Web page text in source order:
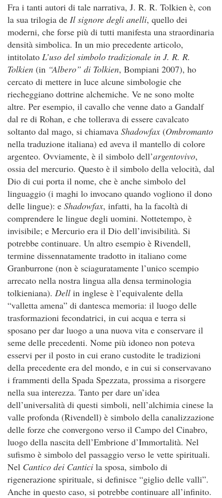
Fra i tanti autori di tale narrativa, J. R. R. Tolkien è, con
la sua trilogia de Il signore degli anelli, quello dei
moderni, che forse più di tutti manifesta una straordinaria
densità simbolica. In un mio precedente articolo,
intitolato L’uso del simbolo tradizionale in J. R. R.
Tolkien (in “Albero” di Tolkien, Bompiani 2007), ho
cercato di mettere in luce alcune simbologie che
riecheggiano dottrine alchemiche. Ve ne sono molte
altre. Per esempio, il cavallo che venne dato a Gandalf
dal re di Rohan, e che tollerava di essere cavalcato
soltanto dal mago, si chiamava Shadowfax (Ombromanto
nella traduzione italiana) ed aveva il mantello di colore
argenteo. Ovviamente, è il simbolo dell’argentovivo,
ossia del mercurio. Questo è il simbolo della velocità, dal
Dio di cui porta il nome, che è anche simbolo del
linguaggio (i maghi lo invocano quando vogliono il dono
delle lingue): e Shadowfax, infatti, ha la facoltà di
comprendere le lingue degli uomini. Nottetempo, è
invisibile; e Mercurio era il Dio dell’invisibilità. Si
potrebbe continuare. Un altro esempio è Rivendell,
termine dissennatamente tradotto in italiano come
Granburrone (non è sciaguratamente l’unico scempio
arrecato nella nostra lingua alla densa terminologia
tolkieniana). Dell in inglese è l’equivalente della
“valletta amena” di dantesca memoria: il luogo delle
trasformazioni fecondatrici, in cui acqua e terra si
sposano per dar luogo a una nuova vita e conservare il
seme delle precedenti. Nome più idoneo non poteva
esservi per il posto in cui erano custodite le tradizioni
della precedente era del mondo, e in cui si conservavano
i frammenti della Spada Spezzata, prossima a risorgere
nella sua interezza. Tanto per dare un’idea
dell’universalità di questi simboli, nell’alchimia cinese la
valle profonda (Rivendell) è simbolo della canalizzazione
delle forze che convergono verso il Campo del Cinabro,
luogo della nascita dell’Embrione d’Immortalità. Nel
sufismo è simbolo del passaggio verso le vette spirituali.
Nel Cantico dei Cantici la sposa, simbolo di
rigenerazione spirituale, si definisce “giglio delle valli”.
Anche in questo caso, si potrebbe continuare all’infinito.